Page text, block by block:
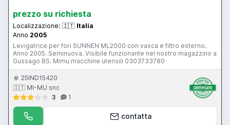
prezzo su richiesta
Localizzazione: 🇮🇹 Italia
Anno 2005
Levigatrice per fori SUNNEN ML2000 con vasca e filtro esterno.
Anno 2005. Seminuova. Visibile funzionante nel nostro magazzino a
Gussago BS. Mimu macchine utensili 0303733780
25IND15420
🇮🇹 MI-MU snc
3
1
contatta